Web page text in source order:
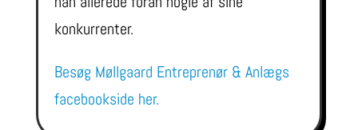
konkurrenter.
Besøg Møllgaard Entreprenør & Anlægs
facebookside her.